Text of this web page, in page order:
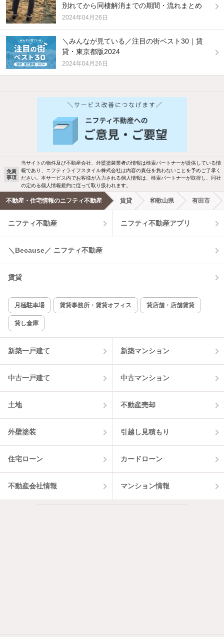
別れてから同棲解消までの期間・流れまとめ
2024年04月26日
＼みんなが見ている／注目の街ベスト30｜賃
貸・東京都版2024
2024年04月26日
他の人はこんな条件で絞り込んでいます！
バス・トイレ別 2階以上
洗濯機置場あり 独立洗面台
エアコンあり 都市ガス
温水洗浄便座 オートロック
コンロ2口以上
新着のみ インターネット無料
該当件数:
物件一覧に反映
免責
事項
当サイトの物件及び不動産会社、外壁塗装業者の情報は検索パートナーが提供している情
報であり、ニフティライフスタイル株式会社は内容の責任を負わないことを予めご了承く
ださい。本サービス内でお客様が入力される個人情報は、検索パートナーが取得し、同社
の定める個人情報規約に従って取り扱われます。
不動産・住宅情報のニフティ不動産 賃貸 和歌山県 有田市
ニフティ不動産 ニフティ不動産アプリ
＼Because／ ニフティ不動産
賃貸
月極駐車場 賃貸事務所・賃貸オフィス 貸店舗・店舗賃貸
貸し倉庫
新築一戸建て 新築マンション
中古一戸建て 中古マンション
土地 不動産売却
外壁塗装 引越し見積もり
住宅ローン カードローン
不動産会社情報 マンション情報